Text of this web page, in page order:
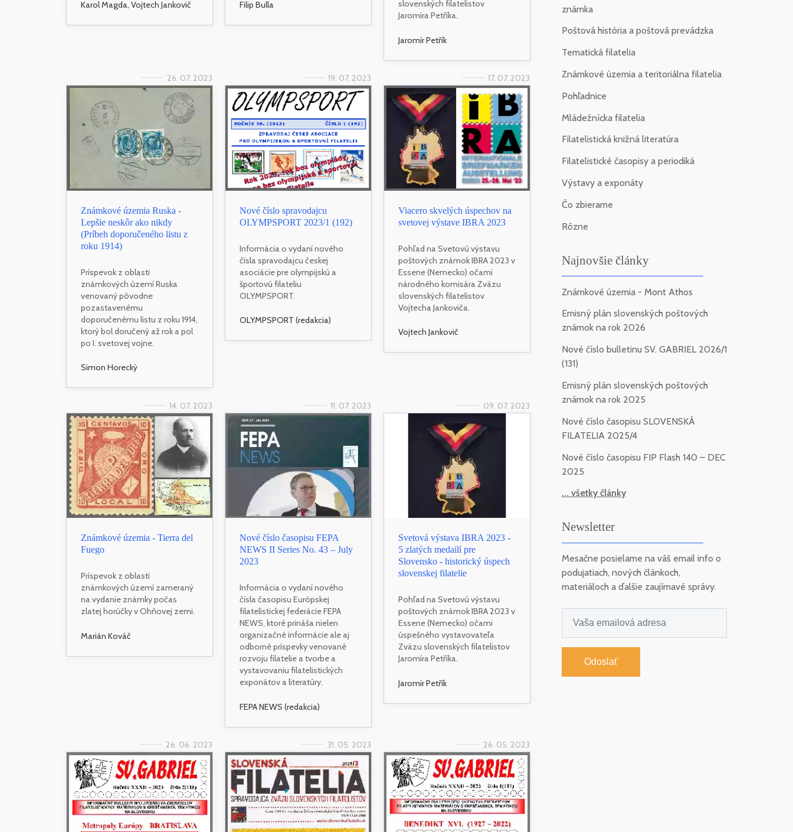
Karol Magda, Vojtech Jankovič Filip Bulla
slovenských filatelistov
Jaromíra Petříka.
Jaromír Petřík
26. 07. 2023
Známkové územia Ruska -
Lepšie neskôr ako nikdy
(Príbeh doporučeného listu z
roku 1914)
Príspevok z oblasti
známkových území Ruska
venovaný pôvodne
pozastavenému
doporučenému listu z roku 1914,
ktorý bol doručený až rok a pol
po I. svetovej vojne.
Simon Horecký
19. 07. 2023
Nové číslo spravodajcu
OLYMPSPORT 2023/1 (192)
Informácia o vydaní nového
čísla spravodajcu českej
asociácie pre olympijskú a
športovú filateliu
OLYMPSPORT.
OLYMPSPORT (redakcia)
17. 07. 2023
Viacero skvelých úspechov na
svetovej výstave IBRA 2023
Pohľad na Svetovú výstavu
poštových známok IBRA 2023 v
Essene (Nemecko) očami
národného komisára Zväzu
slovenských filatelistov
Vojtecha Jankoviča.
Vojtech Jankovič
14. 07. 2023
Známkové územia - Tierra del
Fuego
Príspevok z oblasti
známkových území zameraný
na vydanie známky počas
zlatej horúčky v Ohňovej zemi.
Marián Kováč
11. 07. 2023
Nové číslo časopisu FEPA
NEWS II Series No. 43 – July
2023
Informácia o vydaní nového
čísla časopisu Európskej
filatelistickej federácie FEPA
NEWS, ktoré prináša nielen
organizačné informácie ale aj
odborné príspevky venované
rozvoju filatelie a tvorbe a
vystavovaniu filatelistických
exponátov a literatúry.
FEPA NEWS (redakcia)
09. 07. 2023
Svetová výstava IBRA 2023 -
5 zlatých medailí pre
Slovensko - historický úspech
slovenskej filatelie
Pohľad na Svetovú výstavu
poštových známok IBRA 2023 v
Essene (Nemecko) očami
úspešného vystavovateľa
Zväzu slovenských filatelistov
Jaromíra Petříka.
Jaromír Petřík
26. 06. 2023 31. 05. 2023 26. 05. 2023
známka
Poštová história a poštová prevádzka
Tematická filatelia
Známkové územia a teritoriálna filatelia
Pohľadnice
Mládežnícka filatelia
Filatelistická knižná literatúra
Filatelistické časopisy a periodiká
Výstavy a exponáty
Čo zbierame
Rôzne
Najnovšie články
Známkové územia - Mont Athos
Emisný plán slovenských poštových
známok na rok 2026
Nové číslo bulletinu SV. GABRIEL 2026/1
(131)
Emisný plán slovenských poštových
známok na rok 2025
Nové číslo časopisu SLOVENSKÁ
FILATELIA 2025/4
Nové číslo časopisu FIP Flash 140 – DEC
2025
... všetky články
Newsletter
Mesačne posielame na váš email info o
podujatiach, nových článkoch,
materiáloch a ďalšie zaujímavé správy.
Odoslať